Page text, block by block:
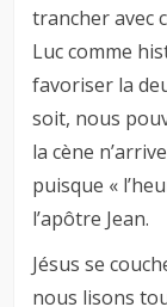
trancher avec
Luc comme
favoriser la
soit, nous
la cène
puisque «
l’apôtre Jean.
Jésus se
nous lisons